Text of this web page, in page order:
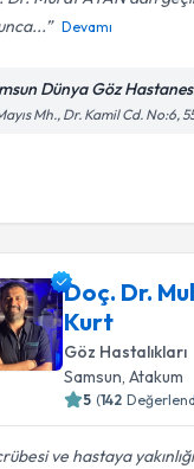
Devamı
Dünya Göz
Mh., Dr. Kamil Cd. No:6,
Doç. Dr.
Kurt
Göz Hastalıkları
Samsun , Atakum
5 (142
ve hastaya